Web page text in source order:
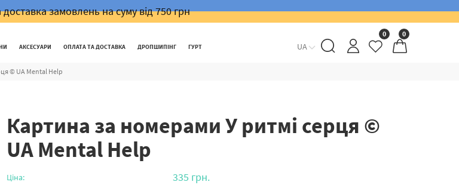
замовлень на суму від 750 грн
АКСЕСУАРИ ОПЛАТА ТА ДОСТАВКА ДРОПШИПІНГ ГУРТ UA
0 0
© UA Mental Help
Картина за номерами У ритмі серця ©
UA Mental Help
Ціна: 335 грн.